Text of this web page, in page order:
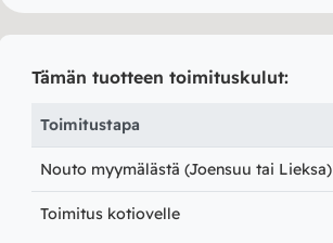
Tämän tuotteen toimituskulut:
Toimitustapa
Nouto myymälästä (Joensuu tai Lieksa)
Toimitus kotiovelle